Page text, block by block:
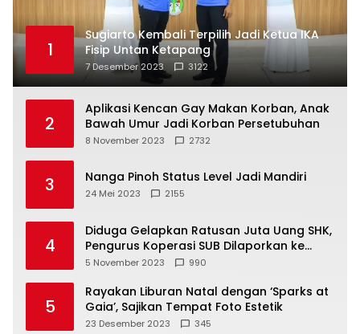
1
Sugiarto Kembali Terpilih Jadi Ketua IKA
Fisip Untan Ketapang
7 Desember 2023 3122
2
Aplikasi Kencan Gay Makan Korban, Anak
Bawah Umur Jadi Korban Persetubuhan
8 November 2023 2732
3 Nanga Pinoh Status Level Jadi Mandiri
24 Mei 2023 2155
4
Diduga Gelapkan Ratusan Juta Uang SHK,
Pengurus Koperasi SUB Dilaporkan ke
Polisi
5 November 2023 990
5
Rayakan Liburan Natal dengan ‘Sparks at
Gaia’, Sajikan Tempat Foto Estetik
23 Desember 2023 345